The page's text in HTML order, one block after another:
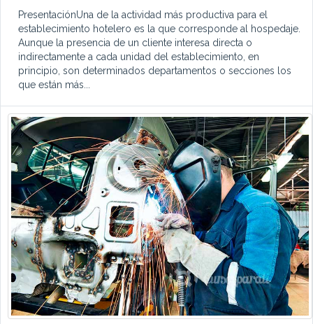
PresentaciónUna de la actividad más productiva para el
establecimiento hotelero es la que corresponde al hospedaje.
Aunque la presencia de un cliente interesa directa o
indirectamente a cada unidad del establecimiento, en
principio, son determinados departamentos o secciones los
que están más...